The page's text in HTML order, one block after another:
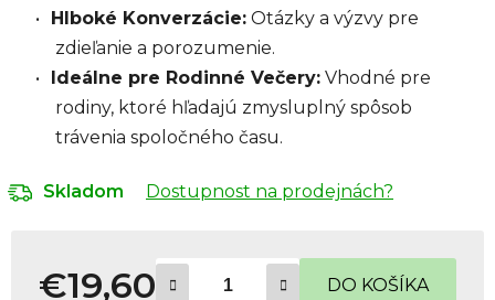
Hlboké Konverzácie: Otázky a výzvy pre
zdieľanie a porozumenie.
Ideálne pre Rodinné Večery: Vhodné pre
rodiny, ktoré hľadajú zmysluplný spôsob
trávenia spoločného času.
Skladom Dostupnost na prodejnách?
€19,60 DO KOŠÍKA